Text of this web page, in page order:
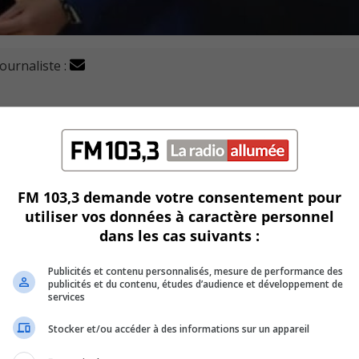
:
la volonté de la mairesse Sylvie Parent de réduire
patient pour en arriver à ce résultat.
enclenché pour une évaluation du revenu de Mme
et débourser 13 000$ pour un rapport commandé à
à fléchir sur sa position.»
une des mieux payée en province, même en-dessus
ministre du Québec François Legault.
examinée par les membres du conseil.
FM 103,3 demande votre consentement pour
utiliser vos données à caractère personnel
dans les cas suivants :
Publicités et contenu personnalisés, mesure de performance des
publicités et du contenu, études d’audience et développement de
services
Stocker et/ou accéder à des informations sur un appareil